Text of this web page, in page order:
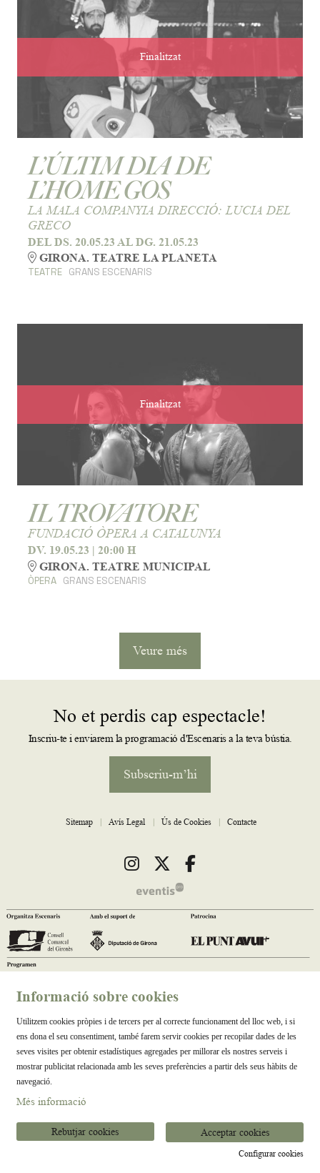
Finalitzat
L’ÚLTIM DIA DE
L’HOME GOS
LA MALA COMPANYIA DIRECCIÓ: LUCIA DEL
GRECO
DEL DS. 20.05.23 AL DG. 21.05.23
GIRONA. TEATRE LA PLANETA
TEATRE GRANS ESCENARIS
Finalitzat
IL TROVATORE
FUNDACIÓ ÒPERA A CATALUNYA
DV. 19.05.23 | 20:00 H
GIRONA. TEATRE MUNICIPAL
ÒPERA GRANS ESCENARIS
Veure més
No et perdis cap espectacle!
Inscriu-te i enviarem la programació d'Escenaris a la teva bústia.
Subscriu-m’hi
Sitemap | Avís Legal | Ús de Cookies | Contacte
Link a instagram
Link a twitter
Link a facebook
Informació sobre cookies
Utilitzem cookies pròpies i de tercers per al correcte funcionament del lloc web, i si
ens dona el seu consentiment, també farem servir cookies per recopilar dades de les
seves visites per obtenir estadístiques agregades per millorar els nostres serveis i
mostrar publicitat relacionada amb les seves preferències a partir dels seus hàbits de
navegació.
Més informació
Acceptar cookies
Rebutjar cookies
Configurar cookies